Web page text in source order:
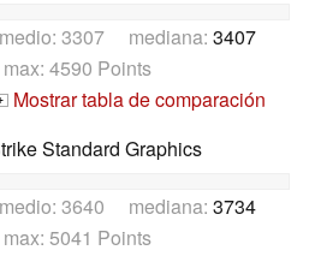
3307 mediana: 3407
4590 Points
Mostrar tabla de comparación
Standard Graphics
3640 mediana: 3734
5041 Points